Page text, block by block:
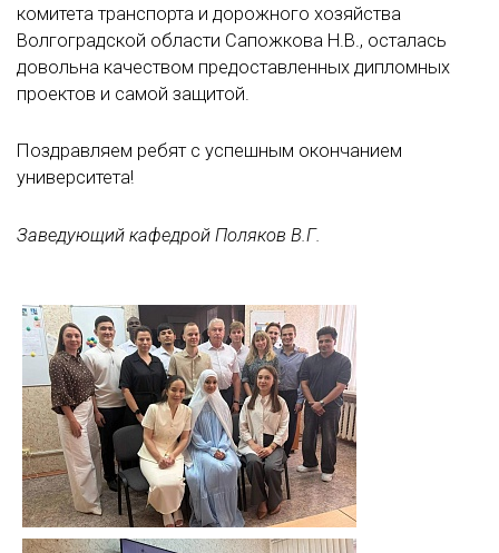
комитета транспорта и дорожного хозяйства
Волгоградской области Сапожкова Н.В., осталась
довольна качеством предоставленных дипломных
проектов и самой защитой.
Поздравляем ребят с успешным окончанием
университета!
Заведующий кафедрой Поляков В.Г.